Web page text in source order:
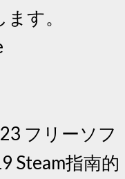
す。
フリーソフ
Steam指南的